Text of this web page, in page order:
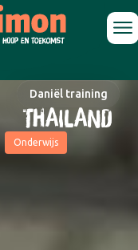
Daniël training
THAILAND
Onderwijs